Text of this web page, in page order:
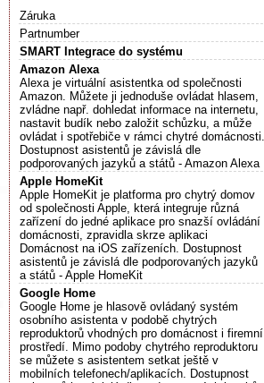
Záruka
Partnumber
SMART Integrace do systému
Amazon Alexa
Alexa je virtuální asistentka od společnosti
Amazon. Můžete ji jednoduše ovládat hlasem,
zvládne např. dohledat informace na internetu,
nastavit budík nebo založit schůzku, a může
ovládat i spotřebiče v rámci chytré domácnosti.
Dostupnost asistentů je závislá dle
podporovaných jazyků a států - Amazon Alexa
Apple HomeKit
Apple HomeKit je platforma pro chytrý domov
od společnosti Apple, která integruje různá
zařízení do jedné aplikace pro snazší ovládání
domácnosti, zpravidla skrze aplikaci
Domácnost na iOS zařízeních. Dostupnost
asistentů je závislá dle podporovaných jazyků
a států - Apple HomeKit
Google Home
Google Home je hlasově ovládaný systém
osobního asistenta v podobě chytrých
reproduktorů vhodných pro domácnost i firemní
prostředí. Mimo podoby chytrého reproduktoru
se můžete s asistentem setkat ještě v
mobilních telefonech/aplikacích. Dostupnost